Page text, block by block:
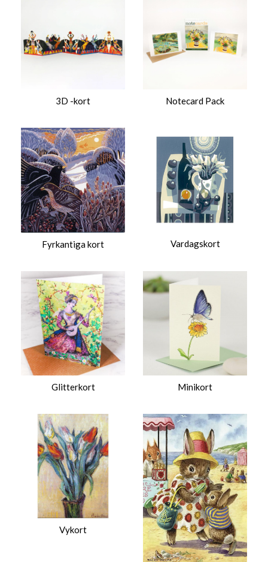
3D -kort Notecard Pack
Fyrkantiga kort Vardagskort
Glitterkort Minikort
Vykort